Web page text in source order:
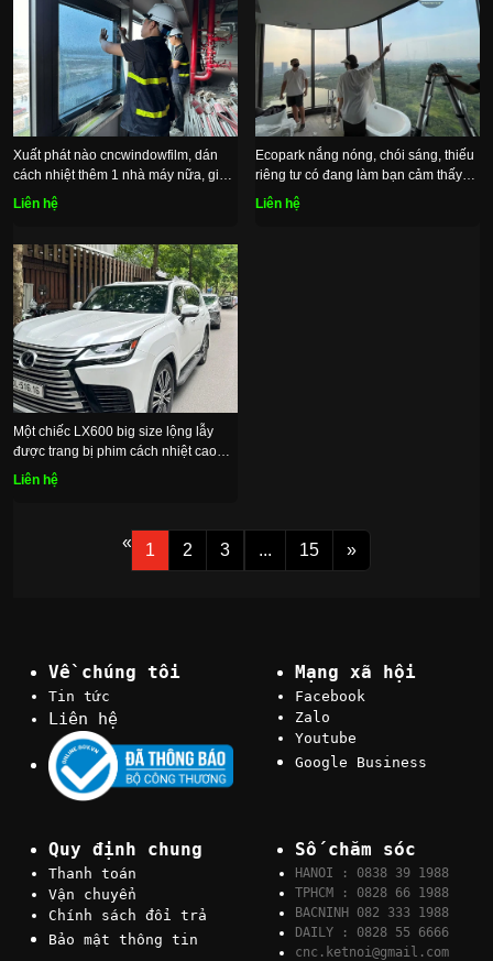
Xuất phát nào cncwindowfilm, dán
cách nhiệt thêm 1 nhà máy nữa, giải
pháp chống nắng tối ưu hiệu quả
bền vững
Liên hệ
Ecopark nắng nóng, chói sáng, thiếu
riêng tư có đang làm bạn cảm thấy
bất tiện, không được thoải mái
Liên hệ
Một chiếc LX600 big size lộng lẫy
được trang bị phim cách nhiệt cao
cấp riêng tư dịu mát, sử dụng lâu dài
Liên hệ
« 1 2 3 ... 15 »
Về chúng tôi
Tin tức
Liên hệ
Mạng xã hội
Facebook
Zalo
Youtube
Google Business
Quy định chung
Thanh toán
Vận chuyển
Chính sách đổi trả
Bảo mật thông tin
Số chăm sóc
HANOI : 0838 39 1988
TPHCM : 0828 66 1988
BACNINH 082 333 1988
DAILY : 0828 55 6666
cnc.ketnoi@gmail.com